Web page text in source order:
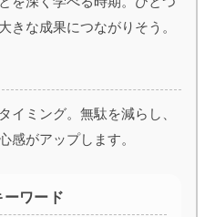
きな成果につながりそう。
イミング。無駄を減らし、
感がアップします。
ーワード